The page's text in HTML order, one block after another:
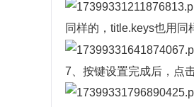
同样的，title.keys也用同
7、按键设置完成后，点